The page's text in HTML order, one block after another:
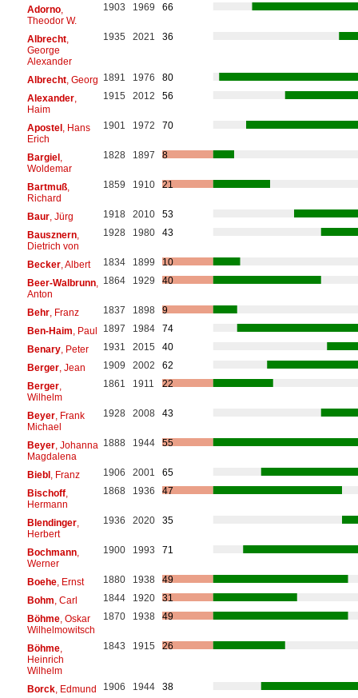
Adorno,
Theodor W.
1903 1969 66
Albrecht,
George
Alexander
1935 2021 36
Albrecht, Georg 1891 1976
80
Alexander,
Haim
1915 2012 56
Apostel, Hans
Erich
1901 1972 70
Bargiel,
Woldemar
1828 1897 8
Bartmuß,
Richard
1859 1910 21
Baur, Jürg 1918 2010
53
Bausznern,
Dietrich von
1928 1980 43
Becker, Albert 1834 1899
10
Beer-Walbrunn,
Anton
1864 1929 40
Behr, Franz 1837 1898
9
Ben-Haim , Paul 1897 1984
74
Benary, Peter 1931 2015
40
Berger, Jean 1909 2002
62
Berger,
Wilhelm
1861 1911 22
Beyer, Frank
Michael
1928 2008 43
Beyer, Johanna
Magdalena
1888 1944 55
Biebl, Franz 1906 2001
65
Bischoff,
Hermann
1868 1936 47
Blendinger,
Herbert
1936 2020 35
Bochmann,
Werner
1900 1993 71
Boehe, Ernst 1880 1938
49
Bohm , Carl 1844 1920
31
Böhme, Oskar
Wilhelmowitsch
1870 1938 49
Böhme,
Heinrich
Wilhelm
1843 1915 26
Borck, Edmund 1906 1944
38